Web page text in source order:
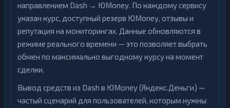
направлением Dash → ЮMoney. По каждому сервису
указан курс, доступный резерв ЮMoney, отзывы и
репутация на мониторингах. Данные обновляются в
режиме реального времени — это позволяет выбрать
обмен по максимально выгодному курсу на момент
сделки.
Вывод средств из Dash в ЮMoney (Яндекс.Деньги) —
частый сценарий для пользователей, которым нужны